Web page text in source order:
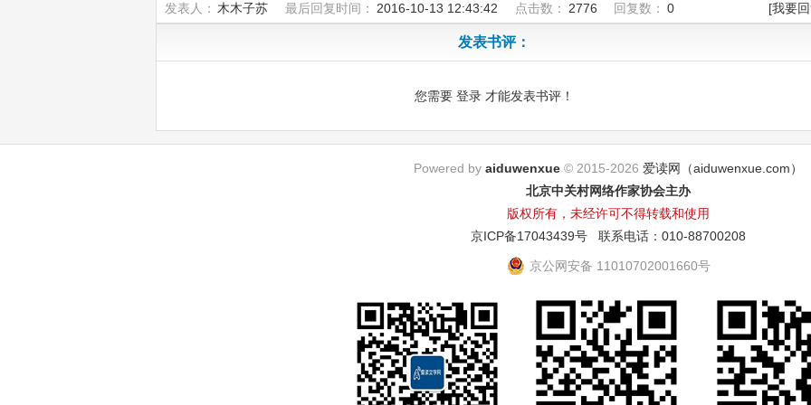
[我要
发表人： 木木子苏 最后回复时间： 2016-10-13 12:43:42 点击数： 2776 回复数： 0
发表书评：
您需要 登录才能发表书评！
Powered by aiduwenxue © 2015-2026 爱读网（aiduwenxue.com）
北京中关村网络作家协会主办
版权所有，未经许可不得转载和使用
京ICP备17043439号
联系电话：010-88700208
京公网安备 11010702001660号